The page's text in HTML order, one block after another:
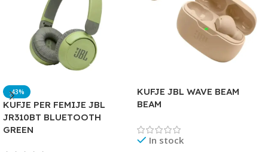
-43%
KUFJE PER FEMIJE JBL
JR310BT BLUETOOTH
GREEN
KUFJE JBL WAVE BEAM
BEAM
In stock